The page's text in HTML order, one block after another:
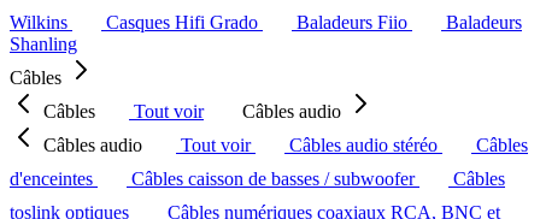
Wilkins
Casques Hifi Grado Baladeurs Fiio
Baladeurs
Shanling
Câbles
Câbles
Tout voir
Câbles audio
Câbles audio
Tout voir Câbles audio stéréo
Câbles
d'enceintes
Câbles caisson de basses / subwoofer
Câbles
toslink optiques
Câbles numériques coaxiaux RCA, BNC et